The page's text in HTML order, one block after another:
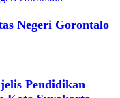
Negeri Gorontalo
Pendidikan